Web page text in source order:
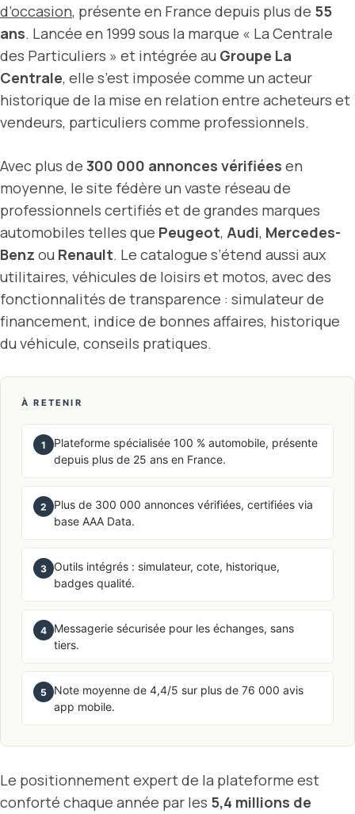
d’occasion, présente en France depuis plus de 55
ans. Lancée en 1999 sous la marque « La Centrale
des Particuliers » et intégrée au Groupe La
Centrale, elle s’est imposée comme un acteur
historique de la mise en relation entre acheteurs et
vendeurs, particuliers comme professionnels.
Avec plus de 300 000 annonces vérifiées en
moyenne, le site fédère un vaste réseau de
professionnels certifiés et de grandes marques
automobiles telles que Peugeot, Audi, Mercedes-
Benz ou Renault. Le catalogue s’étend aussi aux
utilitaires, véhicules de loisirs et motos, avec des
fonctionnalités de transparence : simulateur de
financement, indice de bonnes affaires, historique
du véhicule, conseils pratiques.
À RETENIR
1
Plateforme spécialisée 100 % automobile, présente
depuis plus de 25 ans en France.
2
Plus de 300 000 annonces vérifiées, certifiées via
base AAA Data.
3
Outils intégrés : simulateur, cote, historique,
badges qualité.
4
Messagerie sécurisée pour les échanges, sans
tiers.
5
Note moyenne de 4,4/5 sur plus de 76 000 avis
app mobile.
Le positionnement expert de la plateforme est
conforté chaque année par les 5,4 millions de